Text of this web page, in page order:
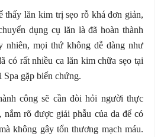
thấy lăn kim trị sẹo rỗ khá đơn giản,
dụng cụ lăn là đã hoàn thành
nhiên, mọi thứ không dễ dàng như
có rất nhiều ca lăn kim chữa sẹo tại
Spa gặp biến chứng.
công sẽ cần đòi hỏi người thực
nắm rõ được giải phẫu của da để có
không gây tổn thương mạch máu.